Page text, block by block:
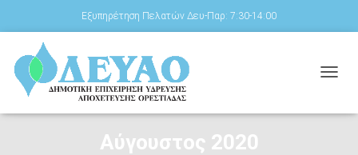
Εξυπηρέτηση Πελατών Δευ-Παρ: 7:30-14:00
Αύγουστος 2020